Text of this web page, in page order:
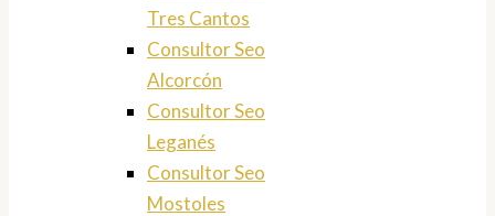
Tres Cantos
Consultor Seo
Alcorcón
Consultor Seo
Leganés
Consultor Seo
Mostoles